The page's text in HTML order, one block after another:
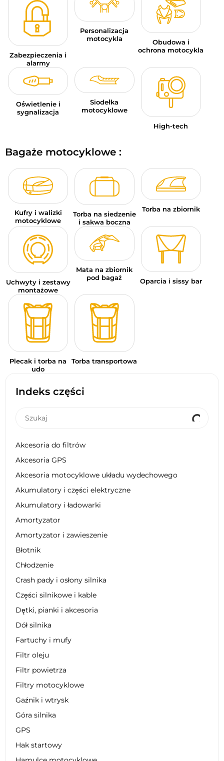
Indeks części
Akcesoria do filtrów
Akcesoria GPS
Akcesoria motocyklowe układu wydechowego
Akumulatory i części elektryczne
Akumulatory i ładowarki
Amortyzator
Amortyzator i zawieszenie
Błotnik
Chłodzenie
Crash pady i osłony silnika
Części silnikowe i kable
Dętki, pianki i akcesoria
Dół silnika
Fartuchy i mufy
Filtr oleju
Filtr powietrza
Filtry motocyklowe
Gaźnik i wtrysk
Góra silnika
GPS
Hak startowy
Zabezpieczenia i
alarmy
Personalizacja
motocykla
Obudowa i
ochrona motocykla
Oświetlenie i
sygnalizacja
Siodełka
motocyklowe
High-tech
Bagaże motocyklowe :
Kufry i walizki
motocyklowe
Torba na siedzenie
i sakwa boczna
Torba na zbiornik
Uchwyty i zestawy
montażowe
Mata na zbiornik
pod bagaż
Oparcia i sissy bar
Plecak i torba na
udo
Torba transportowa